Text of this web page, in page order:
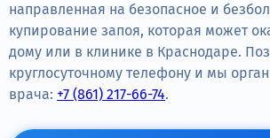
Нарколог
Стационар
Психиатрия
направленная на безопасное и
купирование запоя, которая может
дому или в клинике в Краснодаре.
круглосуточному телефону и мы
врача: +7 (861) 217-66-74.